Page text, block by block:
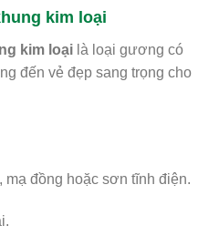
kim loại
kim loại là loại gương có
đến vẻ đẹp sang trọng cho
mạ đồng hoặc sơn tĩnh điện.